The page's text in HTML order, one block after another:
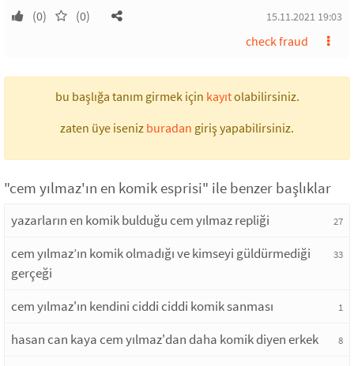
(0) (0) 15.11.2021 19:03
check fraud
bu başlığa tanım girmek için kayıtolabilirsiniz.
zaten üye iseniz buradan giriş yapabilirsiniz.
"cem yılmaz'ın en komik esprisi" ile benzer başlıklar
yazarların en komik bulduğu cem yılmaz repliği 27
cem yılmaz’ın komik olmadığı ve kimseyi güldürmediği
gerçeği
33
cem yılmaz'ın kendini ciddi ciddi komik sanması 1
hasan can kaya cem yılmaz'dan daha komik diyen erkek 8